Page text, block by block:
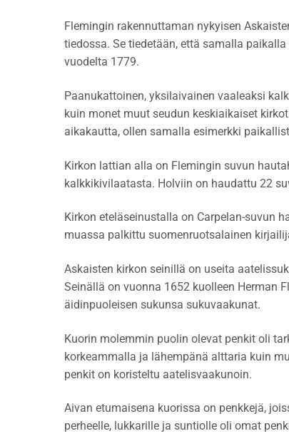
Flemingin rakennuttaman nykyisen
tiedossa. Se tiedetään, että samalla
vuodelta 1779.
Paanukattoinen, yksilaivainen vaaleaksi
kuin monet muut seudun keskiaikaiset
aikakautta, ollen samalla esimerkki
Kirkon lattian alla on Flemingin suvun
kalkkikivilaatasta. Holviin on haudattu 22
Kirkon eteläseinustalla on Carpelan-suvun
muassa palkittu suomenruotsalainen
Askaisten kirkon seinillä on useita
Seinällä on vuonna 1652 kuolleen Herman
äidinpuoleisen sukunsa sukuvaakunat.
Kuorin molemmin puolin olevat penkit oli
korkeammalla ja lähempänä alttaria kuin
penkit on koristeltu aatelisvaakunoin.
Aivan etumaisena kuorissa on penkkejä,
perheelle, lukkarille ja suntiolle oli omat